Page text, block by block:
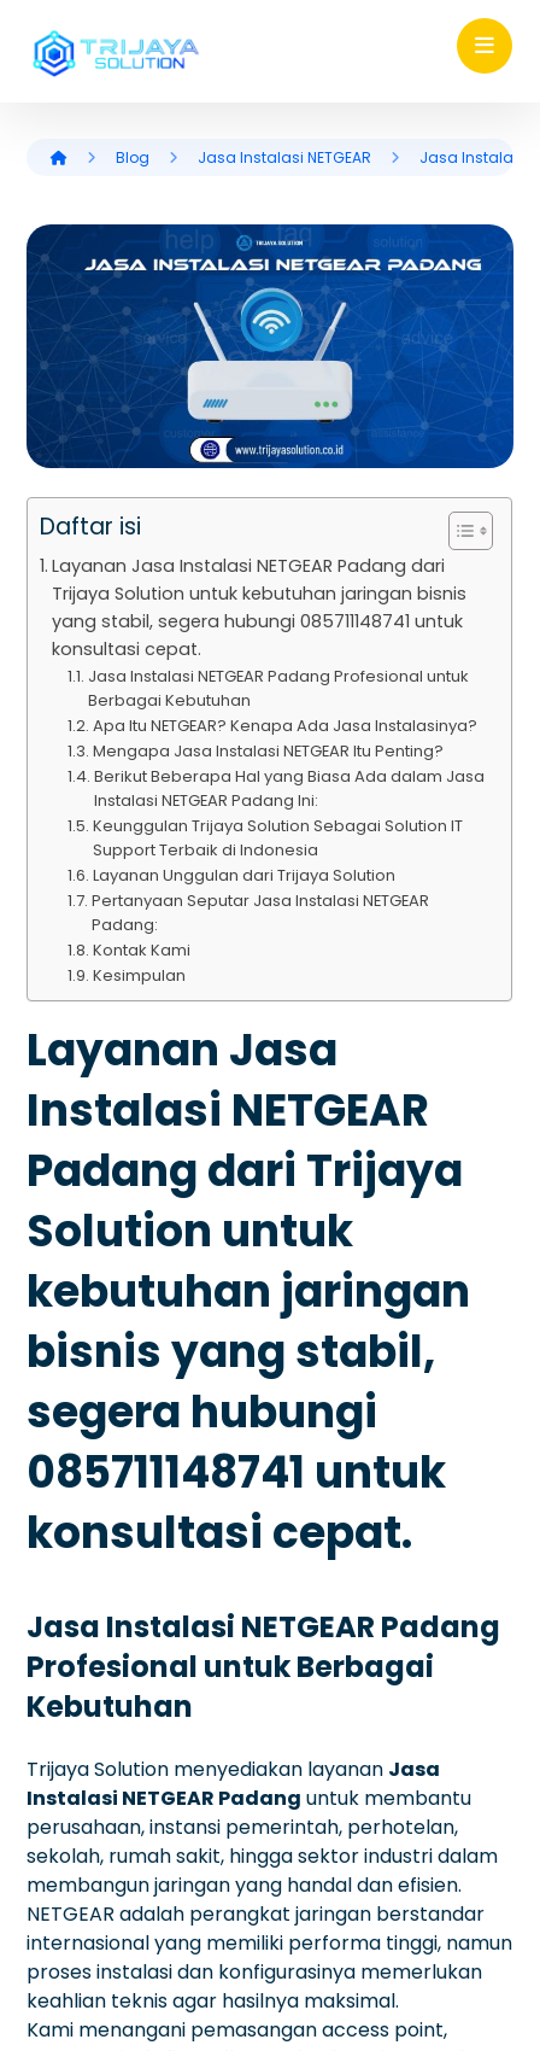
Blog Jasa Instalasi NETGEAR Jasa Instalasi
Daftar isi
Layanan Jasa Instalasi NETGEAR Padang dari
Trijaya Solution untuk kebutuhan jaringan bisnis
yang stabil, segera hubungi 085711148741 untuk
konsultasi cepat.
Jasa Instalasi NETGEAR Padang Profesional untuk
Berbagai Kebutuhan
Apa Itu NETGEAR? Kenapa Ada Jasa Instalasinya?
Mengapa Jasa Instalasi NETGEAR Itu Penting?
Berikut Beberapa Hal yang Biasa Ada dalam Jasa
Instalasi NETGEAR Padang Ini:
Keunggulan Trijaya Solution Sebagai Solution IT
Support Terbaik di Indonesia
Layanan Unggulan dari Trijaya Solution
Pertanyaan Seputar Jasa Instalasi NETGEAR
Padang:
Kontak Kami
Kesimpulan
Layanan Jasa
Instalasi NETGEAR
Padang dari Trijaya
Solution untuk
kebutuhan jaringan
bisnis yang stabil,
segera hubungi
085711148741 untuk
konsultasi cepat.
Jasa Instalasi NETGEAR Padang
Profesional untuk Berbagai
Kebutuhan
Trijaya Solution menyediakan layanan Jasa
Instalasi NETGEAR Padang untuk membantu
perusahaan, instansi pemerintah, perhotelan,
sekolah, rumah sakit, hingga sektor industri dalam
membangun jaringan yang handal dan efisien.
NETGEAR adalah perangkat jaringan berstandar
internasional yang memiliki performa tinggi, namun
proses instalasi dan konfigurasinya memerlukan
keahlian teknis agar hasilnya maksimal.
Kami menangani pemasangan access point,